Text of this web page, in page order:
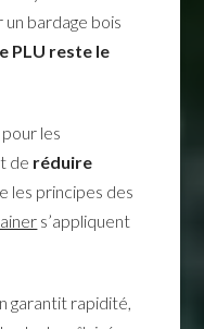
bardage bois
PLU reste le
les
de réduire
les principes des
s’appliquent
garantit rapidité,